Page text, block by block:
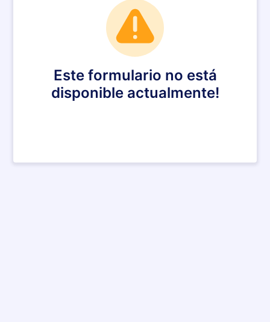
Este formulario no está
disponible actualmente!